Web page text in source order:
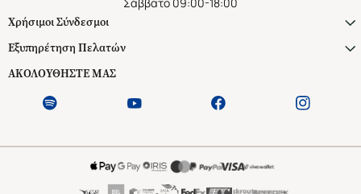
Σάββατο 09:00-18:00
Χρήσιμοι Σύνδεσμοι
Εξυπηρέτηση Πελατών
ΑΚΟΛΟΥΘΗΣΤΕ ΜΑΣ